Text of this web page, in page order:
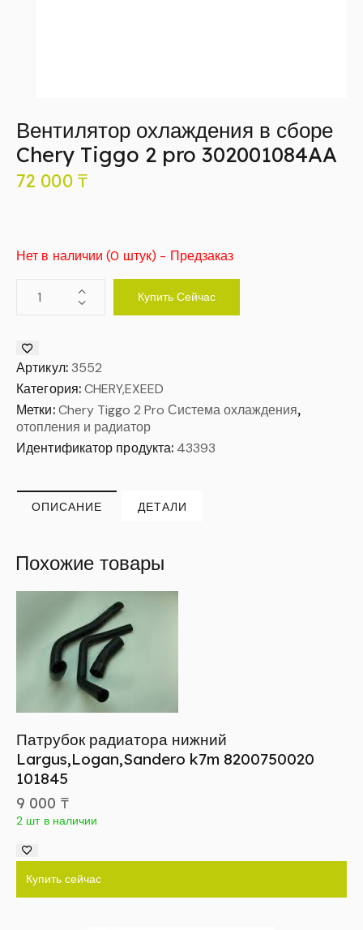
Вентилятор охлаждения в сборе
Chery Tiggo 2 pro 302001084AA
72 000 ₸
Нет в наличии (0 штук) - Предзаказ
Купить Сейчас
Артикул: 3552
Категория:CHERY,EXEED
Метки: Chery Tiggo 2 Pro Система охлаждения,
отопления и радиатор
Идентификатор продукта: 43393
ОПИСАНИЕ ДЕТАЛИ
Похожие товары
Патрубок радиатора нижний
Largus,Logan,Sandero k7m 8200750020
101845
9 000 ₸
2 шт в наличии
Купить сейчас